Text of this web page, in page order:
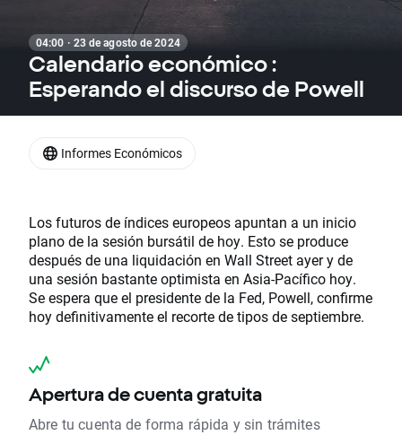
04:00 · 23 de agosto de 2024
Calendario económico :
Esperando el discurso de Powell
Los futuros de índices europeos apuntan a un inicio
plano de la sesión bursátil de hoy. Esto se produce
después de una liquidación en Wall Street ayer y de
una sesión bastante optimista en Asia-Pacífico hoy.
Se espera que el presidente de la Fed, Powell, confirme
hoy definitivamente el recorte de tipos de septiembre.
Apertura de cuenta gratuita
Abre tu cuenta de forma rápida y sin trámites
Informes Económicos